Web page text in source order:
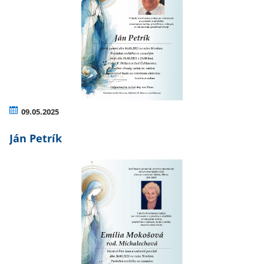
09.05.2025
Ján Petrík